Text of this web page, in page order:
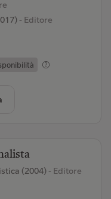
- Editore
(2004)- Editore